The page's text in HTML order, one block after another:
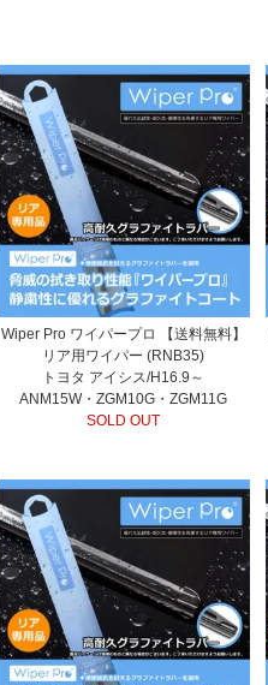
Wiper Pro ワイパープロ 【送料無料】
リア用ワイパー (RNB35)
トヨタ アイシス/H16.9～
ANM15W・ZGM10G・ZGM11G
SOLD OUT